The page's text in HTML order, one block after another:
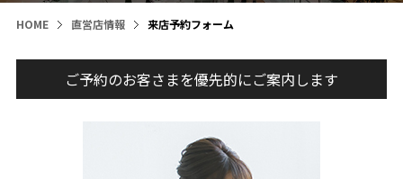
HOME 直営店情報 来店予約フォーム
ご予約のお客さまを優先的にご案内します